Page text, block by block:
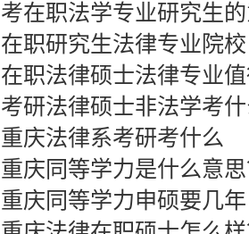
考在职法学专业研究生
在职研究生法律专业院校
在职法律硕士法律专业
考研法律硕士非法学考
重庆法律系考研考什么
重庆同等学力是什么意
重庆同等学力申硕要几年